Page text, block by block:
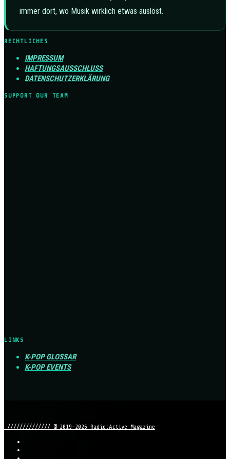
immer dort, wo Musik wirklich etwas auslöst.
RECHTLICHES
IMPRESSUM
HAFTUNGSAUSSCHLUSS
DATENSCHUTZERKLÄRUNG
SUPPORT OUR TEAM
LINKS
K-POP GLOSSAR
K-POP EVENTS
////////////// © 2019-2026 Radio:Active Magazine